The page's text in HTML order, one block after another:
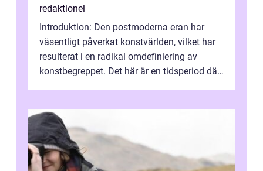
redaktionel
Introduktion: Den postmoderna eran har
väsentligt påverkat konstvärlden, vilket har
resulterat i en radikal omdefiniering av
konstbegreppet. Det här är en tidsperiod där